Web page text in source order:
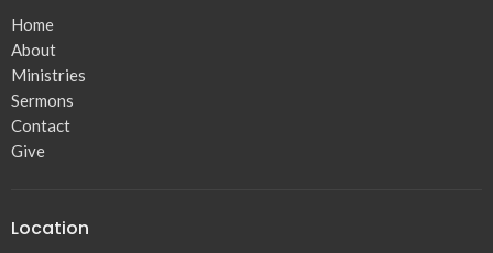
Home
About
Ministries
Sermons
Contact
Give
Location